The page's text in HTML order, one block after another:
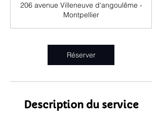
206 avenue Villeneuve d'angoulême -
Montpellier
Réserver
Description du service